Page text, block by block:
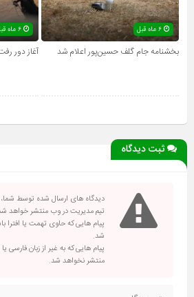
۶ ماه قبل
بخشنامه جام گلف حسین‌پور اعلام شد آغاز دور
ثبت دیدگاه
دیدگاه های ارسال شده توسط
تیم مدیریت در وب منتشر خواهد
پیام هایی که حاوی تهمت یا افترا
شد.
پیام هایی که به غیر از زبان فارسی
منتشر نخواهد شد.